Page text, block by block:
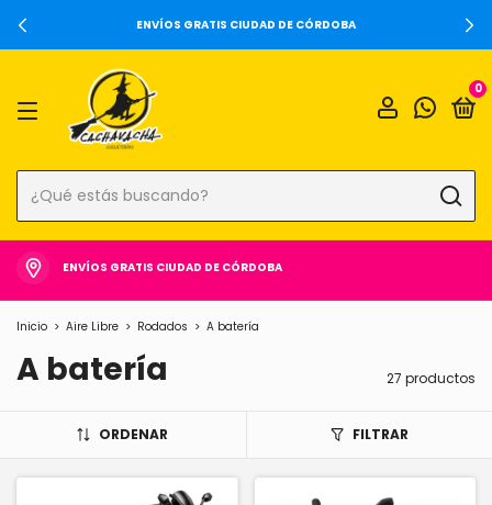
ENVÍOS GRATIS CIUDAD DE CÓRDOBA
0
ENVÍOS GRATIS CIUDAD DE CÓRDOBA
Inicio > Aire Libre > Rodados > A batería
A batería 27 productos
ORDENAR FILTRAR